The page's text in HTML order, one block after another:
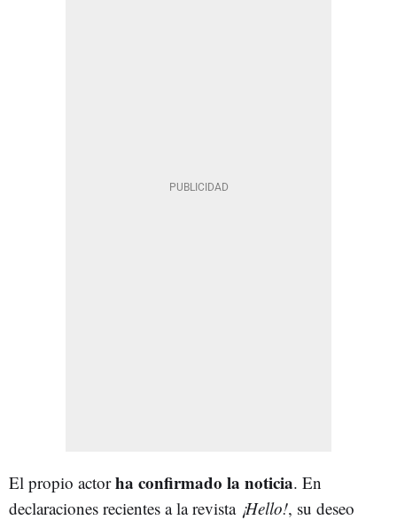
El propio actorha confirmado la noticia. En
declaraciones recientes a la revista¡Hello!, su deseo